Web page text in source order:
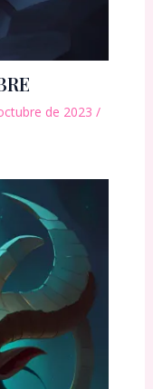
de 2023 /